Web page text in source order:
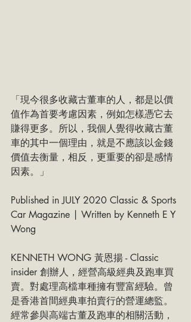
「現今很多收藏古董車的人，都是以價
值作為首要考慮因素，例如怎樣憑它去
賺得更多。所以，我個人覺得收藏古董
車的其中一個理由，就是不應該以金錢
價值去衡量，相反，更重要的卻是感情
因素。」
Published in JULY 2020 Classic & Sports
Car Magazine | Written by Kenneth E Y
Wong
KENNETH WONG 黃恩揚 - Classic
insider 創辦人，經營高級經典及跑車買
賣。對處理高檔車種擁有豐富經驗。曾
是香港首間經典車拍賣行的營運總監。
經常參與高端古董及跑車的相關活動，